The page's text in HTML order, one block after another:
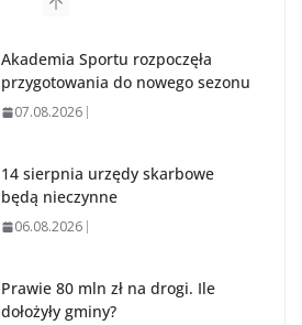
Akademia Sportu rozpoczęła
przygotowania do nowego sezonu
07.08.2026
14 sierpnia urzędy skarbowe
będą nieczynne
06.08.2026
Prawie 80 mln zł na drogi. Ile
dołożyły gminy?